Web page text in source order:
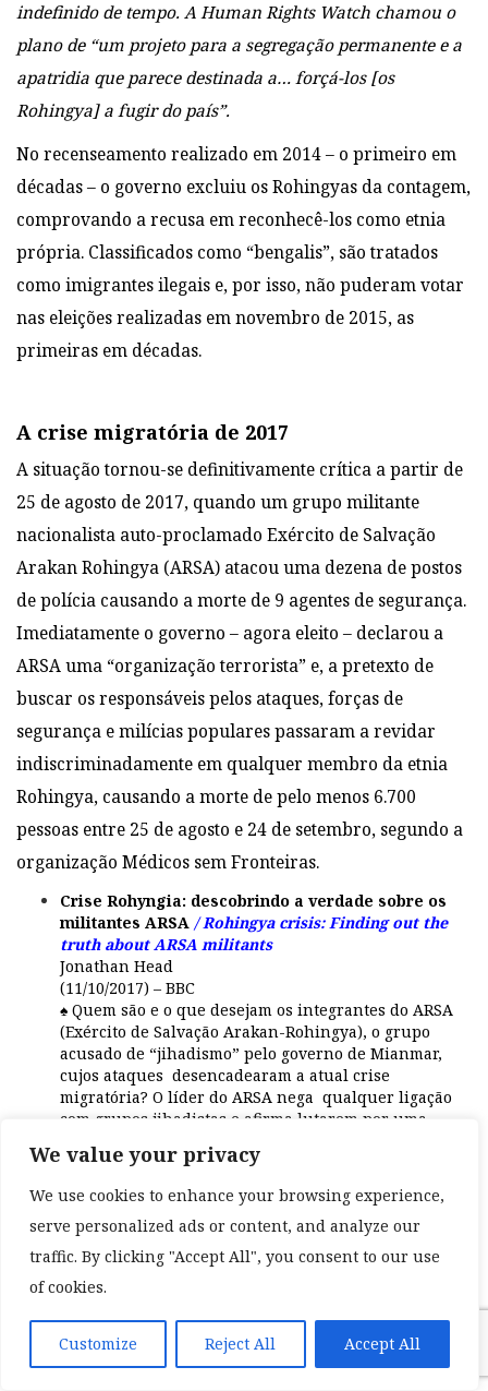
We value your privacy
We use cookies to enhance your browsing experience,
serve personalized ads or content, and analyze our
traffic. By clicking "Accept All", you consent to our use
of cookies.
Customize Reject All Accept All
indefinido de tempo. A Human Rights Watch chamou o
plano de “um projeto para a segregação permanente e a
apatridia que parece destinada a… forçá-los [os
Rohingya] a fugir do país”.
No recenseamento realizado em 2014 – o primeiro em
décadas – o governo excluiu os Rohingyas da contagem,
comprovando a recusa em reconhecê-los como etnia
própria. Classificados como “bengalis”, são tratados
como imigrantes ilegais e, por isso, não puderam votar
nas eleições realizadas em novembro de 2015, as
primeiras em décadas.
A crise migratória de 2017
A situação tornou-se definitivamente crítica a partir de
25 de agosto de 2017, quando um grupo militante
nacionalista auto-proclamado Exército de Salvação
Arakan Rohingya (ARSA) atacou uma dezena de postos
de polícia causando a morte de 9 agentes de segurança.
Imediatamente o governo – agora eleito – declarou a
ARSA uma “organização terrorista” e, a pretexto de
buscar os responsáveis pelos ataques, forças de
segurança e milícias populares passaram a revidar
indiscriminadamente em qualquer membro da etnia
Rohingya, causando a morte de pelo menos 6.700
pessoas entre 25 de agosto e 24 de setembro, segundo a
organização Médicos sem Fronteiras.
Crise Rohyngia: descobrindo a verdade sobre os
militantes ARSA / Rohingya crisis: Finding out the
truth about ARSA militants
Jonathan Head
(11/10/2017) – BBC
♠ Quem são e o que desejam os integrantes do ARSA
(Exército de Salvação Arakan-Rohingya), o grupo
acusado de “jihadismo” pelo governo de Mianmar,
cujos ataques desencadearam a atual crise
migratória? O líder do ARSA nega qualquer ligação
com grupos jihadistas e afirma lutarem por uma
cumpre o objetivo de forçar o êxodo de milhares de
casas e plantações, mesquitas e mercados visam a
chegar a Bangladesh reportam histórias de terror e
muitos observadores externos, incluindo o secretário-